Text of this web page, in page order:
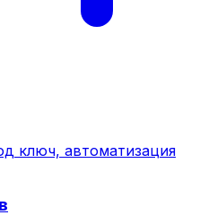
ключ, автоматизация